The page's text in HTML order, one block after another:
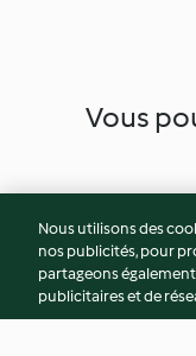
Vous
Nous utilisons des
nos publicités, pour
partageons
publicitaires et de